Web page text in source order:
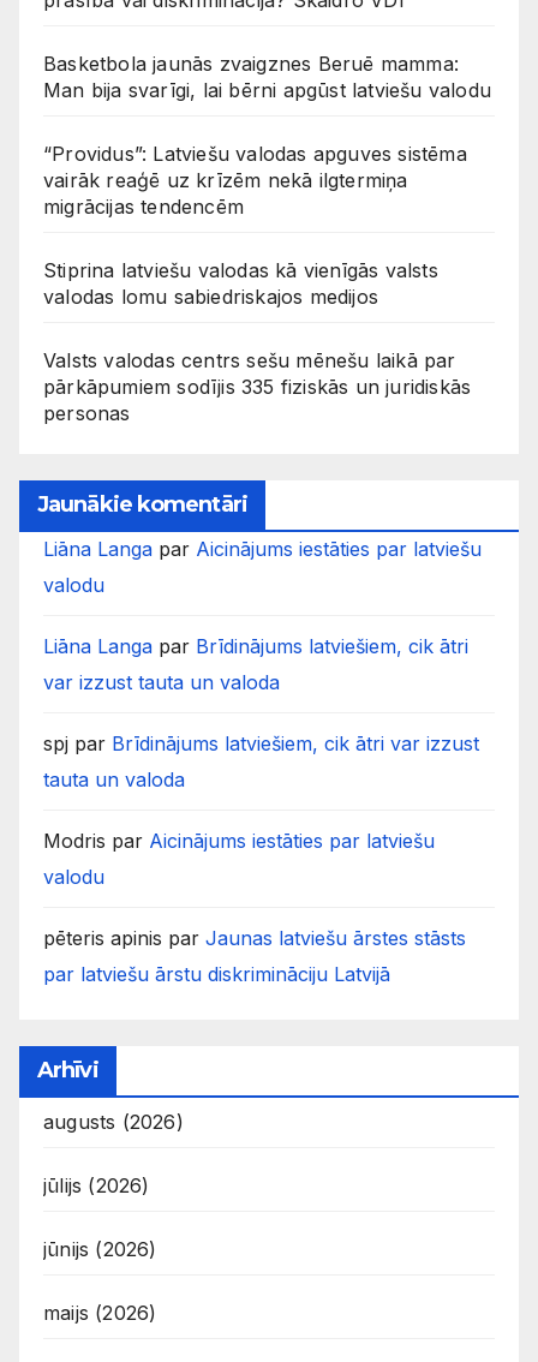
Basketbola jaunās zvaigznes Beruē mamma:
Man bija svarīgi, lai bērni apgūst latviešu valodu
“Providus”: Latviešu valodas apguves sistēma
vairāk reaģē uz krīzēm nekā ilgtermiņa
migrācijas tendencēm
Stiprina latviešu valodas kā vienīgās valsts
valodas lomu sabiedriskajos medijos
Valsts valodas centrs sešu mēnešu laikā par
pārkāpumiem sodījis 335 fiziskās un juridiskās
personas
Jaunākie komentāri
Liāna Langa par Aicinājums iestāties par latviešu
valodu
Liāna Langa par Brīdinājums latviešiem, cik ātri
var izzust tauta un valoda
spj par Brīdinājums latviešiem, cik ātri var izzust
tauta un valoda
Modris par Aicinājums iestāties par latviešu
valodu
pēteris apinis par Jaunas latviešu ārstes stāsts
par latviešu ārstu diskrimināciju Latvijā
Arhīvi
augusts (2026)
jūlijs (2026)
jūnijs (2026)
maijs (2026)